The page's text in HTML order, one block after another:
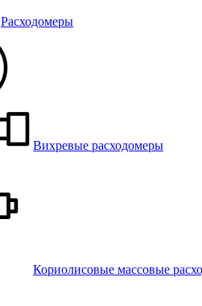
Расходомеры
Вихревые расходомеры
Кориолисовые массовые